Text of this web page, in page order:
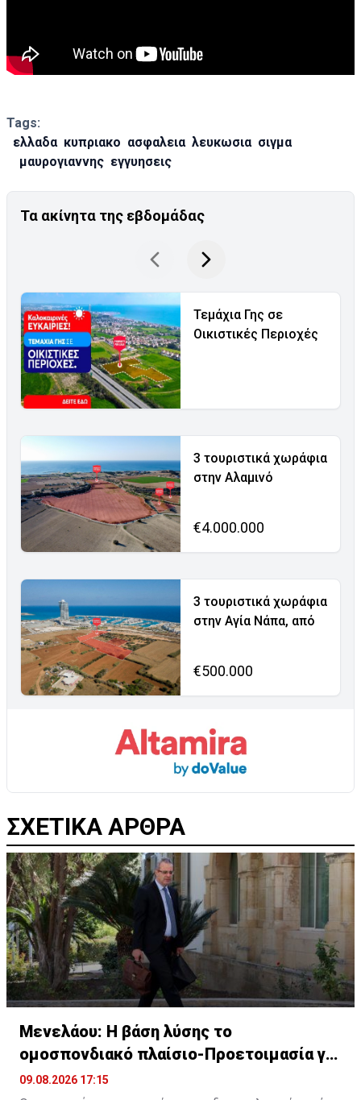
Tags:
ελλαδα κυπριακο ασφαλεια λευκωσια σιγμα
μαυρογιαννης εγγυησεις
Τα ακίνητα της εβδομάδας
Τεμάχια Γης σε
Οικιστικές Περιοχές
3 τουριστικά χωράφια
στην Αλαμινό
€4.000.000
3 τουριστικά χωράφια
στην Αγία Νάπα, από
€500.000
ΣΧΕΤΙΚΑ ΑΡΘΡΑ
Μενελάου: Η βάση λύσης το
ομοσπονδιακό πλαίσιο-Προετοιμασία για
διευρυμένη
09.08.2026 17:15